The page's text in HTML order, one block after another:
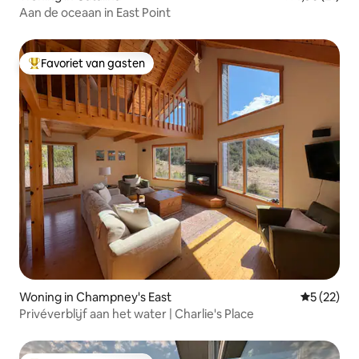
Aan de oceaan in East Point
Topfavoriet van gasten
Favoriet van gasten
Woning in Champney's East
5 (22)
Privéverblijf aan het water | Charlie's Place